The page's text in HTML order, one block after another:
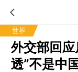
世界
外交部回应
透”不是中